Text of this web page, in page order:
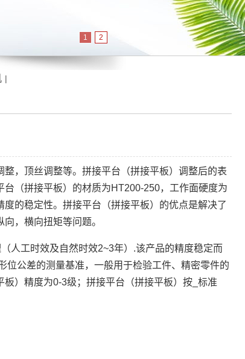
1 2
|
，顶丝调整等。拼接平台（拼接平板）调整后的表
（拼接平板）的材质为HT200-250，工作面硬度为
的稳定性。拼接平台（拼接平板）的优点是解决了
，横向扭矩等问题。
人工时效及自然时效2~3年）.该产品的精度稳定而
公差的测量基准，一般用于检验工件、精密零件的
）精度为0-3级；拼接平台（拼接平板）按_标准